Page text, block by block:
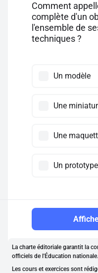
Comment
complète d'un
l'ensemble de
techniques ?
Un modèle
Une
Une
Un prototype
La charte éditoriale garantit la
officiels de l'Éducation nationale.
Les cours et exercices sont